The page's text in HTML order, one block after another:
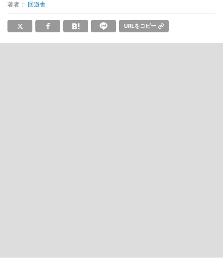
著者： 回遊舎
URLをコピー